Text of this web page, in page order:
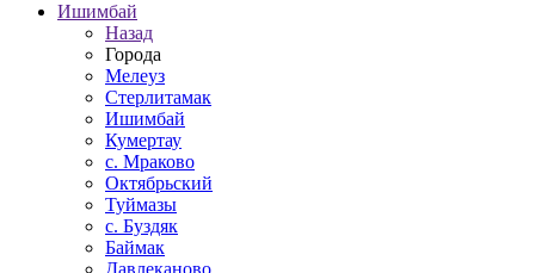
Ишимбай
Назад
Города
Мелеуз
Стерлитамак
Ишимбай
Кумертау
c. Мраково
Октябрьский
Туймазы
c. Буздяк
Баймак
Давлеканово